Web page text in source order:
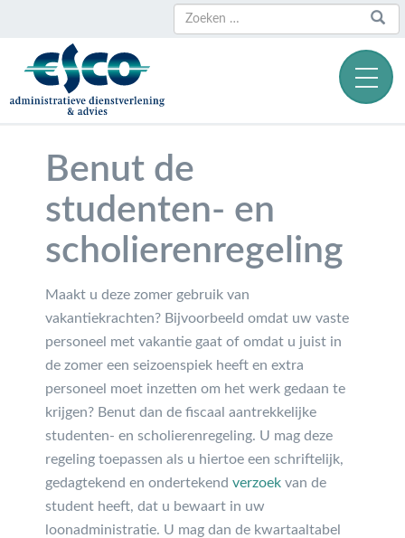
Zoeken
Zoeken
naar:
Benut de
studenten- en
scholierenregeling
Maakt u deze zomer gebruik van
vakantiekrachten? Bijvoorbeeld omdat uw vaste
personeel met vakantie gaat of omdat u juist in
de zomer een seizoenspiek heeft en extra
personeel moet inzetten om het werk gedaan te
krijgen? Benut dan de fiscaal aantrekkelijke
studenten- en scholierenregeling. U mag deze
regeling toepassen als u hiertoe een schriftelijk,
gedagtekend en ondertekend verzoek van de
student heeft, dat u bewaart in uw
loonadministratie. U mag dan de kwartaaltabel